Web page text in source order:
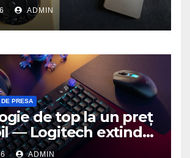
ADMIN
DE PRESA
de top la un preț
— Logitech extinde
cu un nou mouse și
ADMIN